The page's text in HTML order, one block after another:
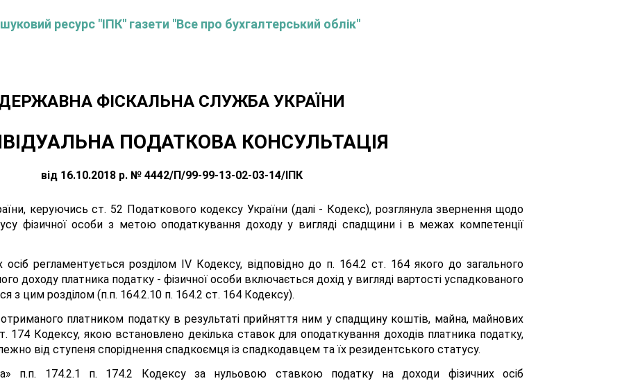
ресурс "ІПК" газети "Все про бухгалтерський облік"
ФІСКАЛЬНА СЛУЖБА УКРАЇНИ
ПОДАТКОВА КОНСУЛЬТАЦІЯ
від 16.10.2018 р. № 4442/П/99-99-13-02-03-14/ІПК
керуючись ст. 52 Податкового кодексу України (далі - Кодекс), розглянула звернення щодо
фізичної особи з метою оподаткування доходу у вигляді спадщини і в межах компетенції
осіб регламентується розділом IV Кодексу, відповідно до п. 164.2 ст. 164 якого до загального
доходу платника податку - фізичної особи включається дохід у вигляді вартості успадкованого
з цим розділом (п.п. 164.2.10 п. 164.2 ст. 164 Кодексу).
платником податку в результаті прийняття ним у спадщину коштів, майна, майнових
174 Кодексу, якою встановлено декілька ставок для оподаткування доходів платника податку,
від ступеня споріднення спадкоємця із спадкодавцем та їх резидентського статусу.
п.п. 174.2.1 п. 174.2 Кодексу за нульовою ставкою податку на доходи фізичних осіб